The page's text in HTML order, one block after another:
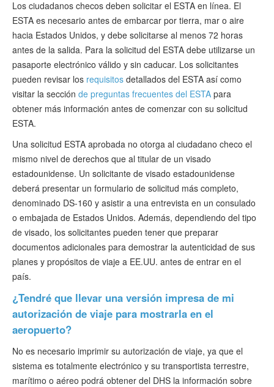
Los ciudadanos checos deben solicitar el ESTA en línea. El
ESTA es necesario antes de embarcar por tierra, mar o aire
hacia Estados Unidos, y debe solicitarse al menos 72 horas
antes de la salida. Para la solicitud del ESTA debe utilizarse un
pasaporte electrónico válido y sin caducar. Los solicitantes
pueden revisar los requisitos detallados del ESTA así como
visitar la sección de preguntas frecuentes del ESTA para
obtener más información antes de comenzar con su solicitud
ESTA.
Una solicitud ESTA aprobada no otorga al ciudadano checo el
mismo nivel de derechos que al titular de un visado
estadounidense. Un solicitante de visado estadounidense
deberá presentar un formulario de solicitud más completo,
denominado DS-160 y asistir a una entrevista en un consulado
o embajada de Estados Unidos. Además, dependiendo del tipo
de visado, los solicitantes pueden tener que preparar
documentos adicionales para demostrar la autenticidad de sus
planes y propósitos de viaje a EE.UU. antes de entrar en el
país.
¿Tendré que llevar una versión impresa de mi
autorización de viaje para mostrarla en el
aeropuerto?
No es necesario imprimir su autorización de viaje, ya que el
sistema es totalmente electrónico y su transportista terrestre,
marítimo o aéreo podrá obtener del DHS la información sobre